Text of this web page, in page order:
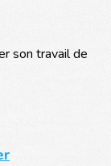
son travail de